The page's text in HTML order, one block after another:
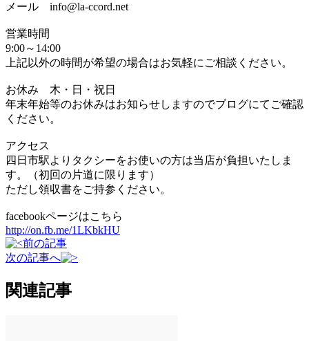
メール info@la-ccord.net
営業時間
9:00～14:00
上記以外の時間が希望の場合はお気軽にご相談ください。
お休み 木・日・祝日
年末年始等のお休みはお知らせしますのでブログにてご確認
ください。
アクセス
四日市駅よりタクシーをお使いの方は当店が負担いたしま
す。（初回の片道に限ります）
ただし領収書をご持参ください。
facebookページはこちら
http://on.fb.me/1LKbkHU
前の記事
次の記事へ
関連記事